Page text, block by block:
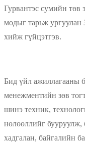
Гурвантэс сумийн төв
модыг тарьж ургуулан
хийж гүйцэтгэв.
Бид үйл ажиллагааны
менежментийн зөв
шинэ техник,
нөлөөллийг бууруулж,
хадгалан, байгалийн